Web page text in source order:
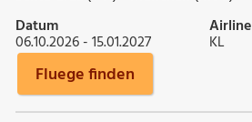
Datum
06.10.2026 - 15.01.2027
Airline
KL
Fluege finden